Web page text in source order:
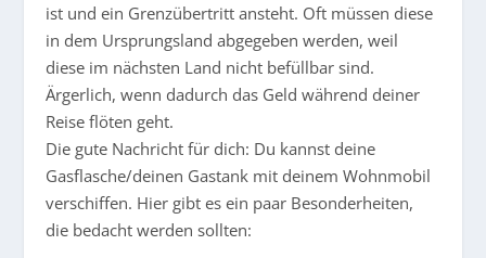
ist und ein Grenzübertritt ansteht. Oft müssen diese
in dem Ursprungsland abgegeben werden, weil
diese im nächsten Land nicht befüllbar sind.
Ärgerlich, wenn dadurch das Geld während deiner
Reise flöten geht.
Die gute Nachricht für dich: Du kannst deine
Gasflasche/deinen Gastank mit deinem Wohnmobil
verschiffen. Hier gibt es ein paar Besonderheiten,
die bedacht werden sollten: